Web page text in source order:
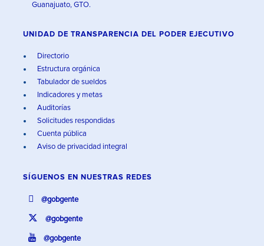
Guanajuato, GTO.
UNIDAD DE TRANSPARENCIA DEL PODER EJECUTIVO
Directorio
Estructura orgánica
Tabulador de sueldos
Indicadores y metas
Auditorías
Solicitudes respondidas
Cuenta pública
Aviso de privacidad integral
SÍGUENOS EN NUESTRAS REDES
@gobgente
@gobgente
@gobgente